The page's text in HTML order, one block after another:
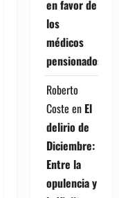
en favor de
los
médicos
pensionados
Roberto
Coste en El
delirio de
Diciembre:
Entre la
opulencia y